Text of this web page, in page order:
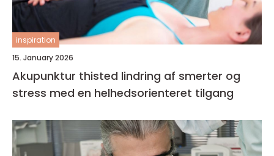
inspiration
15. January 2026
Akupunktur thisted lindring af smerter og
stress med en helhedsorienteret tilgang